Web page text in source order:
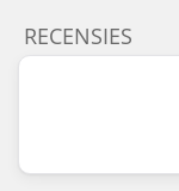
RECENSIES